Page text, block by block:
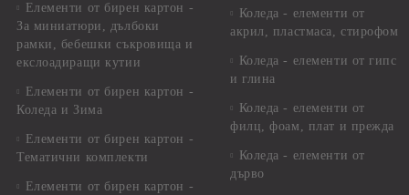
Елементи от бирен картон -
За миниатюри, дълбоки
рамки, бебешки съкровища и
екслоадиращи кутии
Елементи от бирен картон -
Коледа и Зима
Елементи от бирен картон -
Тематични комплекти
Елементи от бирен картон -
Коледа - елементи от
акрил, пластмаса, стирофом
Коледа - елементи от гипс
и глина
Коледа - елементи от
филц, фоам, плат и прежда
Коледа - елементи от
дърво